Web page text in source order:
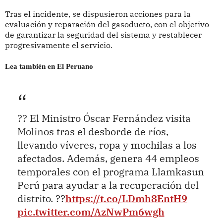
Tras el incidente, se dispusieron acciones para la
evaluación y reparación del gasoducto, con el objetivo
de garantizar la seguridad del sistema y restablecer
progresivamente el servicio.
Lea también en El Peruano
?? El Ministro Óscar Fernández visita
Molinos tras el desborde de ríos,
llevando víveres, ropa y mochilas a los
afectados. Además, genera 44 empleos
temporales con el programa Llamkasun
Perú para ayudar a la recuperación del
distrito. ??https://t.co/LDmh8EntH9
pic.twitter.com/AzNwPm6wgh